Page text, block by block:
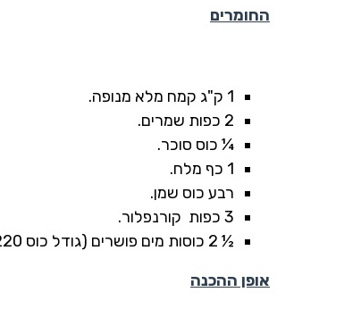
החומרים
1 ק"ג קמח מלא מנופה.
2 כפות שמרים.
¼ כוס סוכר.
1 כף מלח.
רבע כוס שמן.
3 כפות קורנפלור.
½ 2 כוסות מים פושרים (גודל כוס 220 מ"ל).
אופן ההכנה